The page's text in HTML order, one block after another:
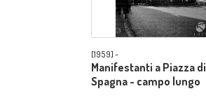
[1959] -
Manifestanti a Piazza di
Spagna - campo lungo